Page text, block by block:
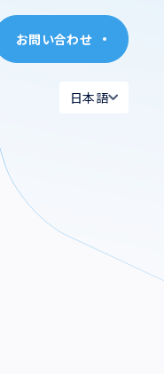
わせ
日本語
お問い合わせ
日本語